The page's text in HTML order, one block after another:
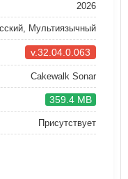
2026
Мультиязычный
v.32.04.0.063
Cakewalk Sonar
359.4 MB
Присутствует